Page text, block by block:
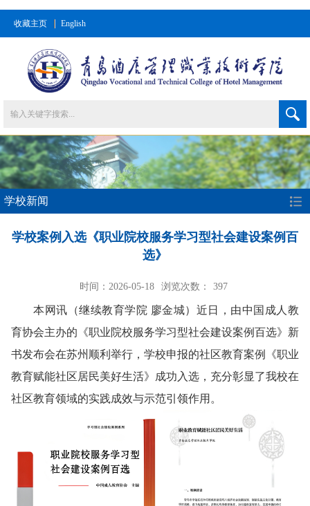
收藏主页 English
学校新闻
学校案例入选《职业院校服务学习型社会建设案例百
选》
时间：2026-05-18 浏览次数： 397
本网讯 （继续教育学院 廖金城） 近日，由中国成人教
育协会主办的《职业院校服务学习型社会建设案例百选》新
书发布会在苏州顺利举行，学校申报的社区教育案例《职业
教育赋能社区居民美好生活》成功入选，充分彰显了我校在
社区教育领域的实践成效与示范引领作用。